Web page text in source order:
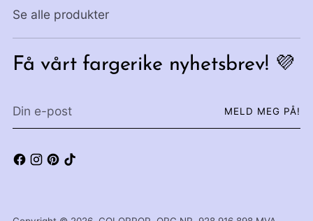
Se alle produkter
Få vårt fargerike nyhetsbrev! 💜
e-
MELD MEG PÅ!